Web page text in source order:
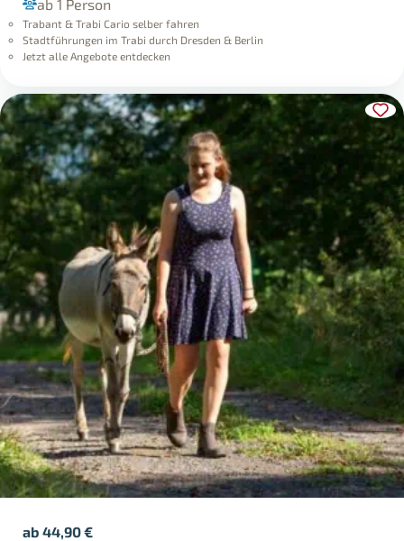
ab 1 Person
Trabant & Trabi Cario selber fahren
Stadtführungen im Trabi durch Dresden & Berlin
Jetzt alle Angebote entdecken
ab44,90€